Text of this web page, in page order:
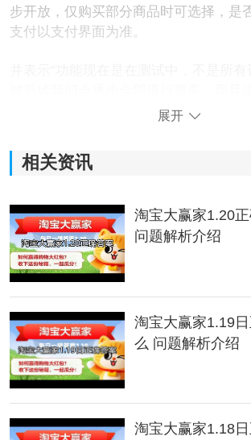
步开放，仅购买部分商品时可选择，是
支付以支付界面为准。
此前淘宝曾推出“微信扫码支付”，需保
完成支付。但是如今打开淘宝仍然没有
展开
相关资讯
淘宝大赢家1.20
问题解析介绍
淘宝大赢家1.19
么 问题解析介绍
淘宝大赢家1.18